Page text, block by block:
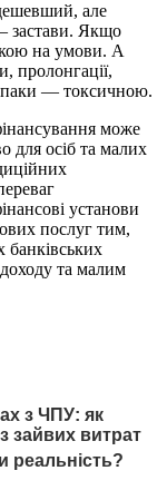
але
застави. Якщо
на умови. А
пролонгації,
— токсичною.
може
для осіб та малих
установи
послуг тим,
та малим
з ЧПУ: як
зайвих витрат
реальність?